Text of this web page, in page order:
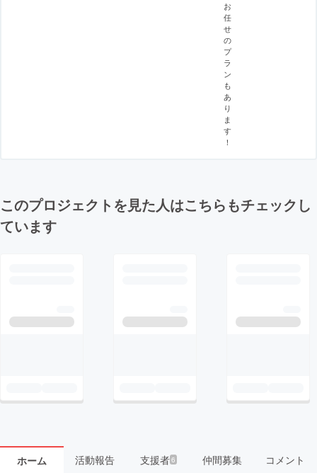
お
任
せ
の
プ
ラ
ン
も
あ
り
ま
す
！
このプロジェクトを見た人はこちらもチェックし
ています
ホーム 活動報告 支援者6 仲間募集 コメント